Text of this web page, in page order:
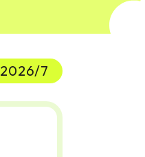
2026/7